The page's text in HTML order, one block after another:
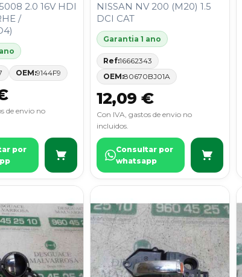
2.0 16V HDI
/
OEM:9144F9
de envio no
por
NISSAN NV 200 (M20) 1.5
DCI CAT
Garantia 1 ano
Ref:16662343
OEM:80670BJ01A
12,09 €
Con IVA, gastos de envio no
incluidos.
Consultar por
whatsapp